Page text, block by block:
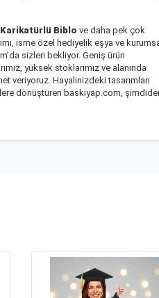
Biblo ve daha pek çok
isme özel hediyelik eşya ve
sizleri bekliyor. Geniş ürün
yüksek stoklarımız ve alanında
veriyoruz. Hayalinizdeki tasarımları
dönüştüren baskiyap.com,